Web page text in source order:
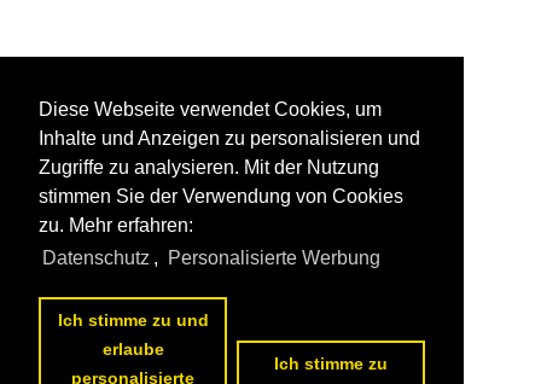
Diese Webseite verwendet Cookies, um
Inhalte und Anzeigen zu personalisieren und
Zugriffe zu analysieren. Mit der Nutzung
stimmen Sie der Verwendung von Cookies
zu. Mehr erfahren:
Datenschutz , Personalisierte Werbung
Ich stimme zu und
erlaube
personalisierte
Ich stimme zu